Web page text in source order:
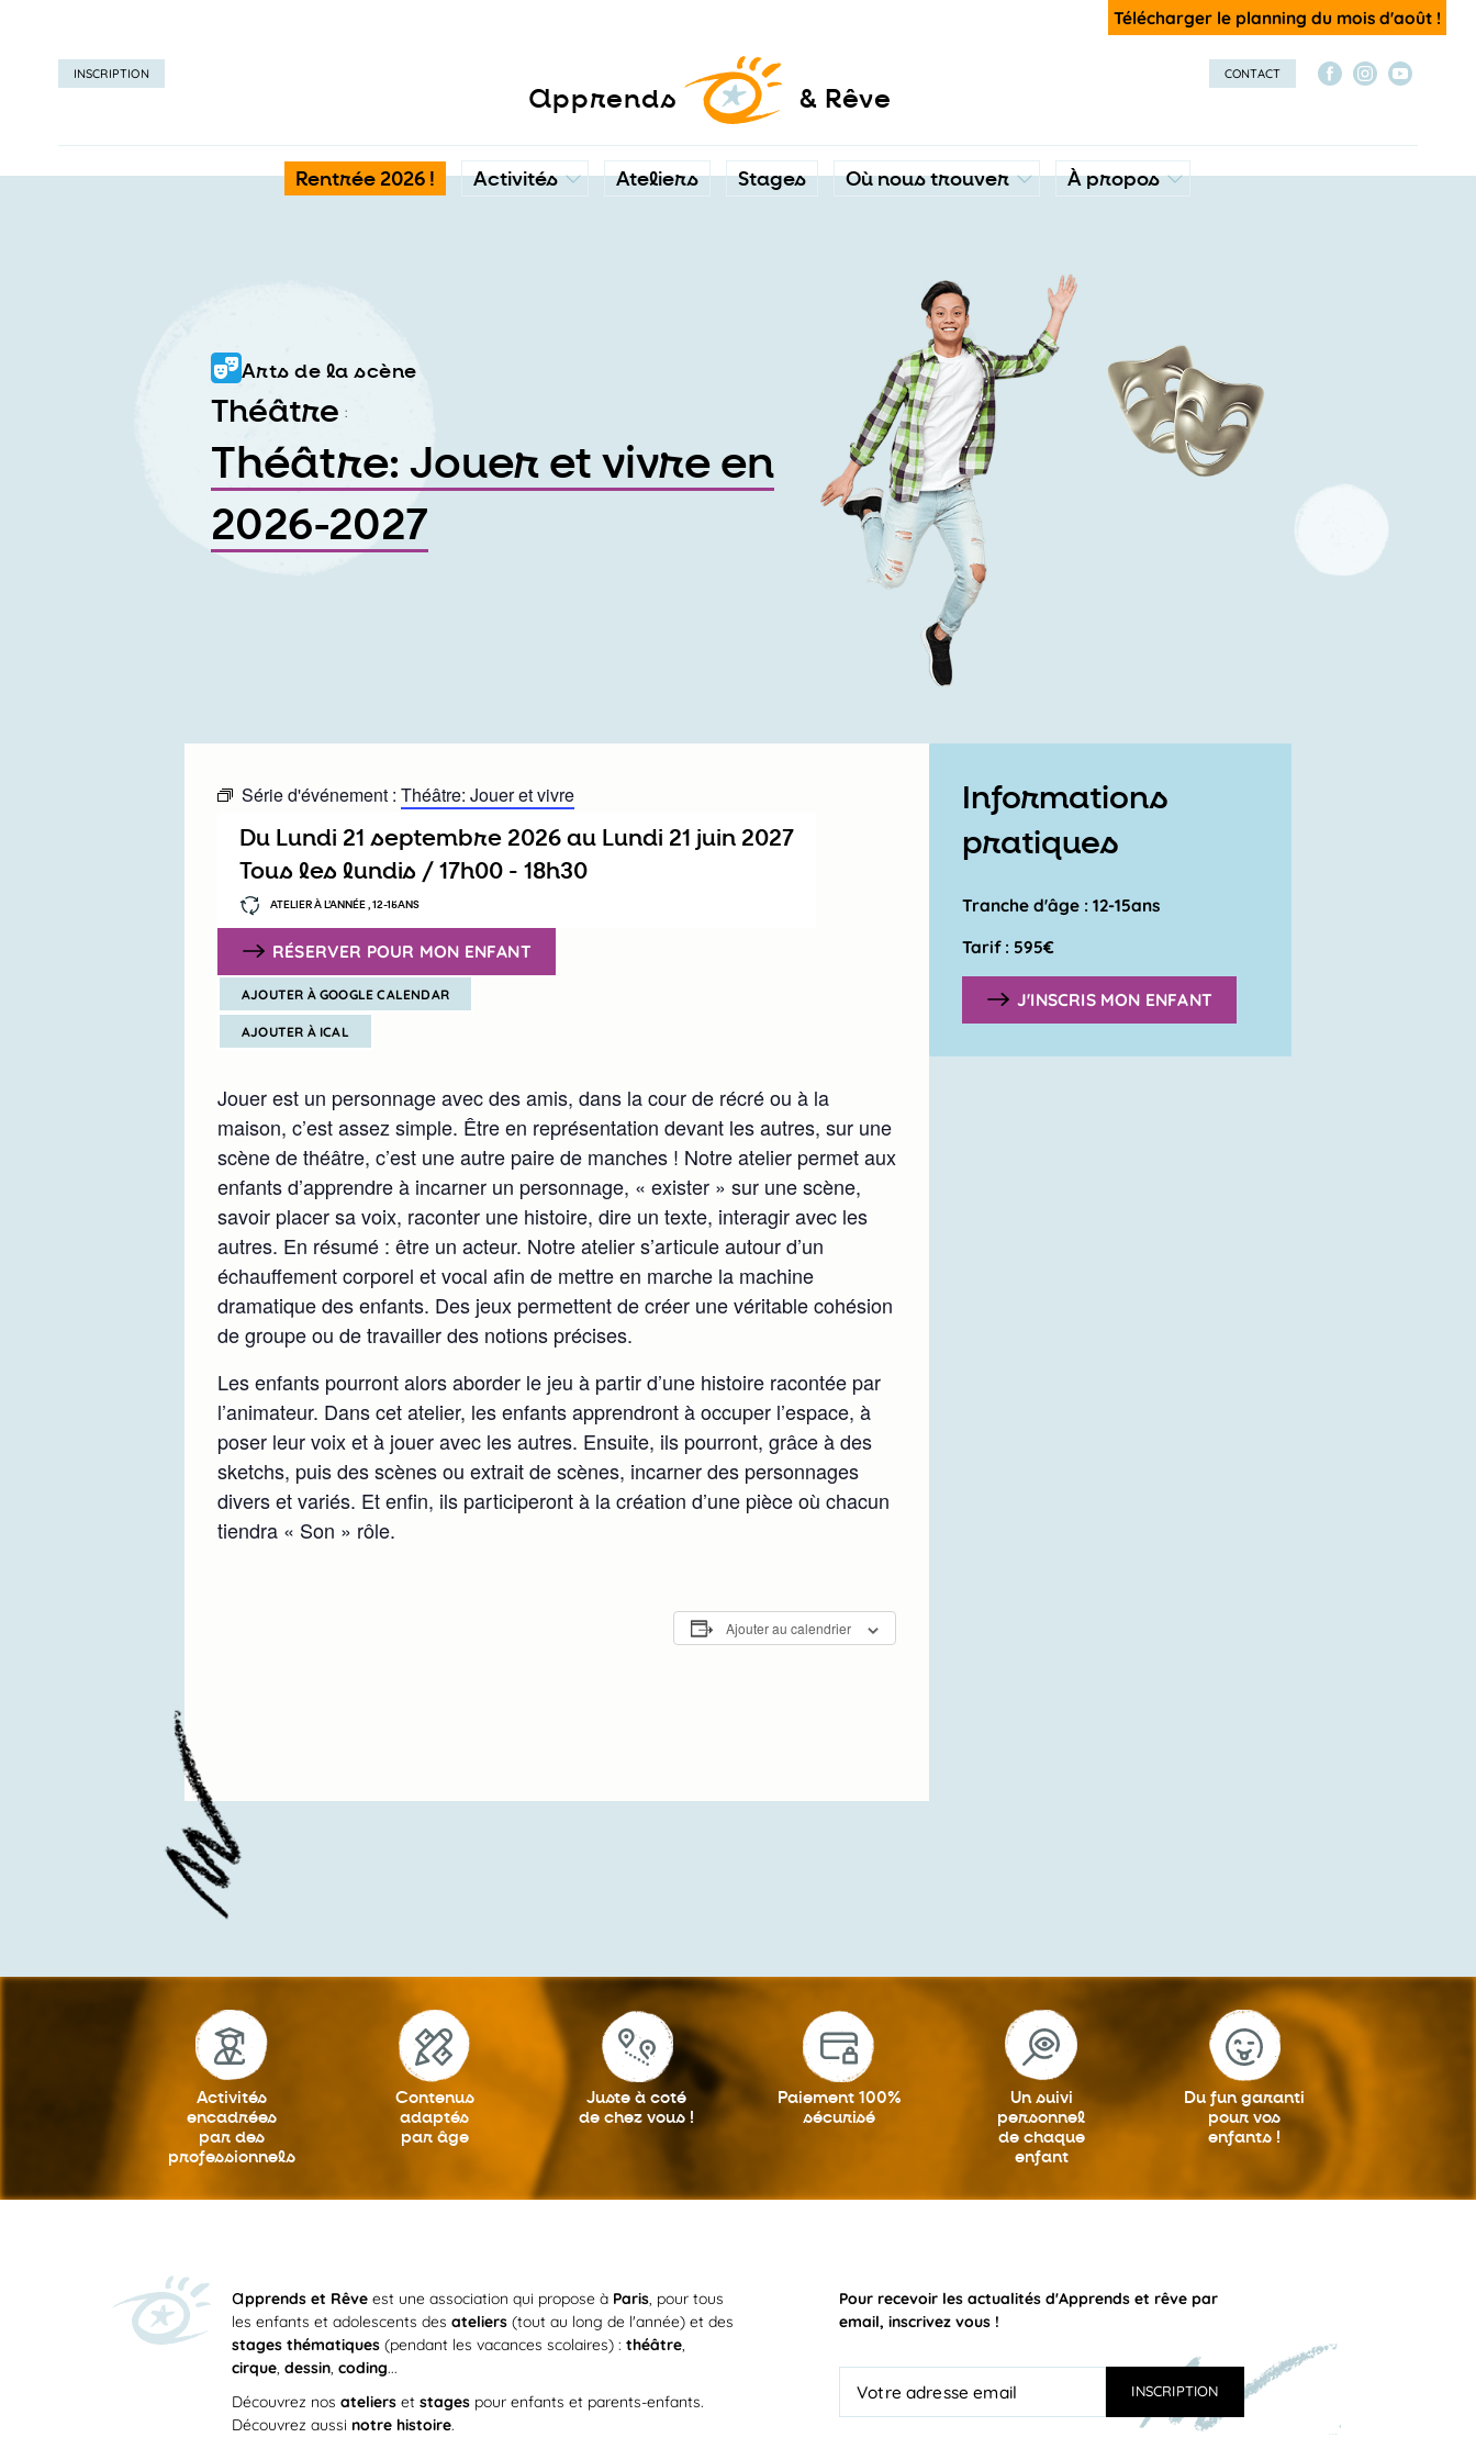
Télécharger le planning du mois d'août !
apprends & Rêve
Rentrée 2026 ! Activités Ateliers Stages Où nous trouver À propos
CONTACT
INSCRIPTION
Arts de la scène
Théâtre :
Théâtre: Jouer et vivre en
2026-2027
Série d'événement : Théâtre: Jouer et vivre
Du lundi 21 septembre 2026 au
lundi 21 juin 2027
Tous les lundis / 17h00 - 18h30
ATELIER À L’ANNÉE , 12-15ANS
RÉSERVER POUR MON ENFANT
AJOUTER À GOOGLE CALENDAR
AJOUTER À ICAL
Jouer est un personnage avec des amis, dans la cour de récré ou à la
maison, c’est assez simple. Être en représentation devant les autres, sur une
scène de théâtre, c’est une autre paire de manches ! Notre atelier permet aux
enfants d’apprendre à incarner un personnage, « exister » sur une scène,
savoir placer sa voix, raconter une histoire, dire un texte, interagir avec les
autres. En résumé : être un acteur. Notre atelier s’articule autour d’un
échauffement corporel et vocal afin de mettre en marche la machine
dramatique des enfants. Des jeux permettent de créer une véritable cohésion
de groupe ou de travailler des notions précises.
Les enfants pourront alors aborder le jeu à partir d’une histoire racontée par
l’animateur. Dans cet atelier, les enfants apprendront à occuper l’espace, à
poser leur voix et à jouer avec les autres. Ensuite, ils pourront, grâce à des
sketchs, puis des scènes ou extrait de scènes, incarner des personnages
divers et variés. Et enfin, ils participeront à la création d’une pièce où chacun
tiendra « Son » rôle.
Ajouter au calendrier
Informations
pratiques
Tranche d'âge : 12-15ans
Tarif : 595€
J'INSCRIS MON ENFANT
Activités
encadrées
par des
professionnels
Contenus
adaptés
par âge
Juste à coté
de chez vous !
Paiement 100%
sécurisé
Un suivi
personnel
de chaque
enfant
Du fun garanti
pour vos
enfants !
apprends et Rêve est une association qui propose à Paris, pour tous
les enfants et adolescents desateliers (tout au long de l'année) et des
stages thématiques (pendant les vacances scolaires) :théâtre,
cirque,dessin,coding...
Découvrez nosateliers etstages pour enfants et parents-enfants.
Découvrez aussinotre histoire.
Pour recevoir les actualités d'Apprends et rêve par
email, inscrivez vous !